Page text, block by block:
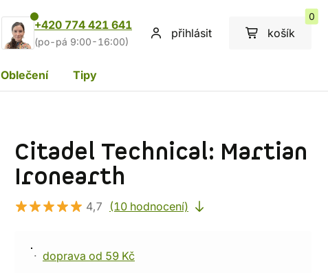
+420 774 421 641
(po-pá 9:00-16:00)
přihlásit košík
0
Oblečení Tipy
Citadel Technical: Martian
Ironearth
4,7 (10 hodnocení)
doprava od 59 Kč